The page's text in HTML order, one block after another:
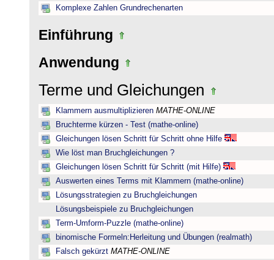
Komplexe Zahlen Grundrechenarten
Einführung
Anwendung
Terme und Gleichungen
Klammern ausmultiplizieren MATHE-ONLINE
Bruchterme kürzen - Test (mathe-online)
Gleichungen lösen Schritt für Schritt ohne Hilfe
Wie löst man Bruchgleichungen ?
Gleichungen lösen Schritt für Schritt (mit Hilfe)
Auswerten eines Terms mit Klammern (mathe-online)
Lösungsstrategien zu Bruchgleichungen
Lösungsbeispiele zu Bruchgleichungen
Term-Umform-Puzzle (mathe-online)
binomische Formeln:Herleitung und Übungen (realmath)
Falsch gekürzt MATHE-ONLINE